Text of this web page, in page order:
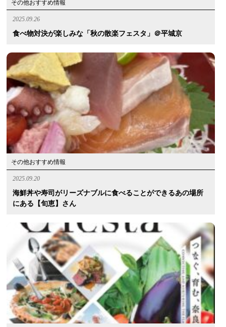
その他おすすめ情報
2025.09.26
食べ物対決が楽しみな「秋の散楽フェスタ」＠平城京
その他おすすめ情報
2025.09.20
海鮮丼や寿司がリーズナブルに食べることができるあの場所
にある【旬恵】さん